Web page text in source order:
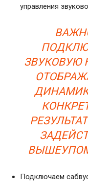
управления
ЗВУКОВУЮ
Подключаем